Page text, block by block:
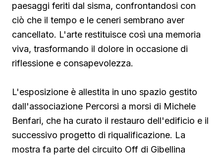
paesaggi feriti dal sisma, confrontandosi con
ciò che il tempo e le ceneri sembrano aver
cancellato. L'arte restituisce così una memoria
viva, trasformando il dolore in occasione di
riflessione e consapevolezza.
L'esposizione è allestita in uno spazio gestito
dall'associazione Percorsi a morsi di Michele
Benfari, che ha curato il restauro dell'edificio e il
successivo progetto di riqualificazione. La
mostra fa parte del circuito Off di Gibellina